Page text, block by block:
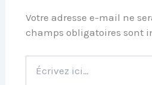
Votre adresse e-mail ne
champs obligatoires sont
ici…